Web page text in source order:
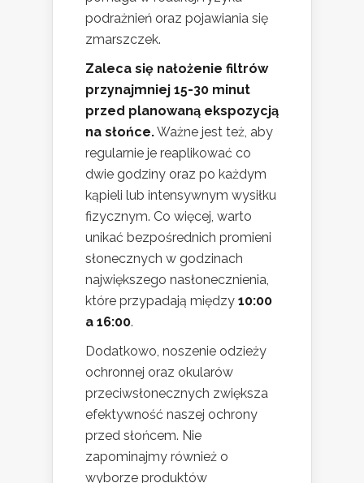
podrażnień oraz pojawiania się
zmarszczek.
Zaleca się nałożenie filtrów
przynajmniej 15-30 minut
przed planowaną ekspozycją
na słońce.Ważne jest też, aby
regularnie je reaplikować co
dwie godziny oraz po każdym
kąpieli lub intensywnym wysiłku
fizycznym. Co więcej, warto
unikać bezpośrednich promieni
słonecznych w godzinach
największego nasłonecznienia,
które przypadają między 10:00
a 16:00.
Dodatkowo, noszenie odzieży
ochronnej oraz okularów
przeciwsłonecznych zwiększa
efektywność naszej ochrony
przed słońcem. Nie
zapominajmy również o
wyborze produktów